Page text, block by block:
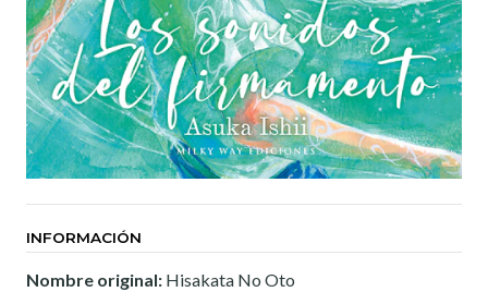
INFORMACIÓN
Nombre original: Hisakata No Oto